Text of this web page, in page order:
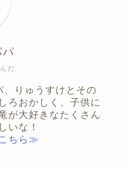
だ
パ
、りゅうすけとその
ろおかしく、子供に
が大好きなたくさん
いな！
ちら≫